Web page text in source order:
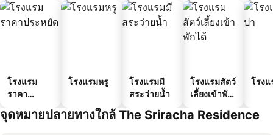
โรงแรม
ราคา
โรงแรมหรู
โรงแรมมี
สระว่ายน้ำ
โรงแรมสัตว์
เลี้ยงเข้าพัก
โรง
จุดหมายปลายทางใกล้ The Sriracha Residence